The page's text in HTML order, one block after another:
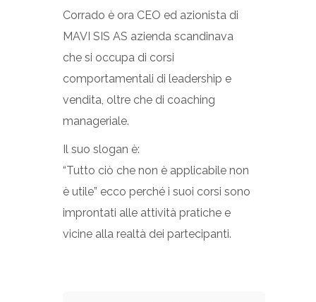
Corrado è ora CEO ed azionista di
MAVI SIS AS azienda scandinava
che si occupa di corsi
comportamentali di leadership e
vendita, oltre che di coaching
manageriale.
Il suo slogan è:
“Tutto ciò che non è applicabile non
è utile” ecco perché i suoi corsi sono
improntati alle attività pratiche e
vicine alla realtà dei partecipanti.